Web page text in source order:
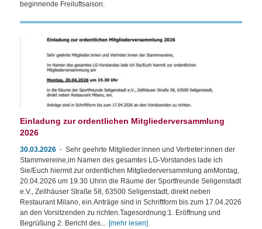
beginnende Freiluftsaison.
Einladung zur ordentlichen Mitgliederversammlung
2026
30.03.2026
Sehr geehrte Mitglieder:innen und Vertreter:innen der
Stammvereine,im Namen des gesamtes LG-Vorstandes lade ich
Sie/Euch hiermit zur ordentlichen Mitgliederversammlung amMontag,
20.04.2026 um 19.30 Uhrin die Räume der Sportfreunde Seligenstadt
e.V., Zellhäuser Straße 58, 63500 Seligenstadt, direkt neben
Restaurant Milano, ein.Anträge sind in Schriftform bis zum 17.04.2026
an den Vorsitzenden zu richten.Tagesordnung:1. Eröffnung und
Begrüßung 2. Bericht des... [mehr lesen]